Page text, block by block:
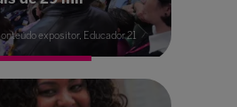
expositor, Educador 21